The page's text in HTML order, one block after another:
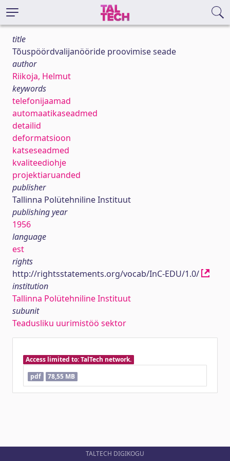
title
Tõuspöördvalijanööride proovimise seade
author
Riikoja, Helmut
keywords
telefonijaamad
automaatikaseadmed
detailid
deformatsioon
katseseadmed
kvaliteediohje
projektiaruanded
publisher
Tallinna Polütehniline Instituut
publishing year
1956
language
est
rights
http://rightsstatements.org/vocab/InC-EDU/1.0/
institution
Tallinna Polütehniline Instituut
subunit
Teadusliku uurimistöö sektor
Access limited to: TalTech network.
pdf
78,55 MB
TALTECH DIGIKOGU